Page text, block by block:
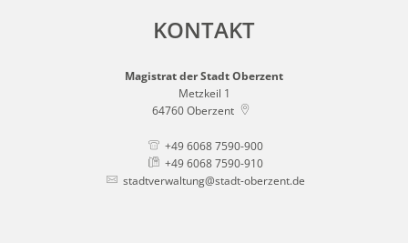
KONTAKT
Magistrat der Stadt Oberzent
Metzkeil 1
64760Oberzent
+49 6068 7590-900
+49 6068 7590-910
stadtverwaltung@stadt-oberzent.de